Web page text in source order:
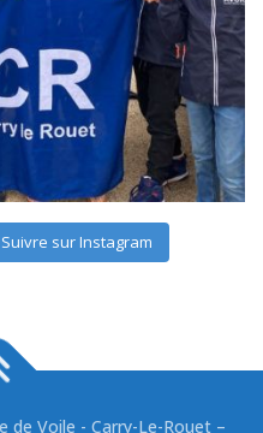
Suivre sur Instagram
de Voile - Carry-Le-Rouet –